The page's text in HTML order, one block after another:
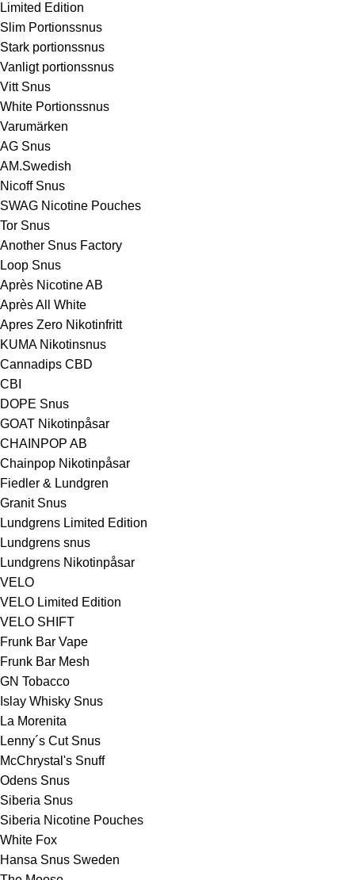
Limited Edition
Slim Portionssnus
Stark portionssnus
Vanligt portionssnus
Vitt Snus
White Portionssnus
Varumärken
AG Snus
AM.Swedish
Nicoff Snus
SWAG Nicotine Pouches
Tor Snus
Another Snus Factory
Loop Snus
Après Nicotine AB
Après All White
Apres Zero Nikotinfritt
KUMA Nikotinsnus
Cannadips CBD
CBI
DOPE Snus
GOAT Nikotinpåsar
CHAINPOP AB
Chainpop Nikotinpåsar
Fiedler & Lundgren
Granit Snus
Lundgrens Limited Edition
Lundgrens snus
Lundgrens Nikotinpåsar
VELO
VELO Limited Edition
VELO SHIFT
Frunk Bar Vape
Frunk Bar Mesh
GN Tobacco
Islay Whisky Snus
La Morenita
Lenny´s Cut Snus
McChrystal's Snuff
Odens Snus
Siberia Snus
Siberia Nicotine Pouches
White Fox
Hansa Snus Sweden